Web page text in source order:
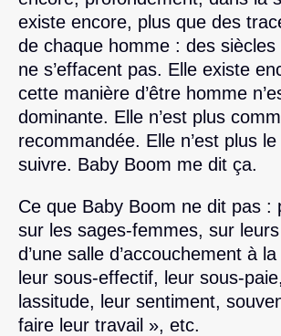
existe encore, plus que des
de chaque homme : des siècles
ne s’effacent pas. Elle existe
cette manière d’être homme
dominante. Elle n’est plus
recommandée. Elle n’est plus
suivre. Baby Boom me dit ça.
Ce que Baby Boom ne dit pas :
sur les sages-femmes, sur
d’une salle d’accouchement à
leur sous-effectif, leur sous-
lassitude, leur sentiment,
faire leur travail », etc.